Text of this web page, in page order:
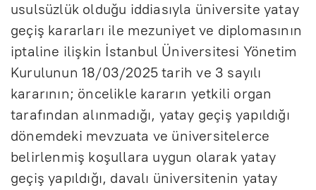
usulsüzlük olduğu iddiasıyla üniversite yatay
geçiş kararları ile mezuniyet ve diplomasının
iptaline ilişkin İstanbul Üniversitesi Yönetim
Kurulunun 18/03/2025 tarih ve 3 sayılı
kararının; öncelikle kararın yetkili organ
tarafından alınmadığı, yatay geçiş yapıldığı
dönemdeki mevzuata ve üniversitelerce
belirlenmiş koşullara uygun olarak yatay
geçiş yapıldığı, davalı üniversitenin yatay